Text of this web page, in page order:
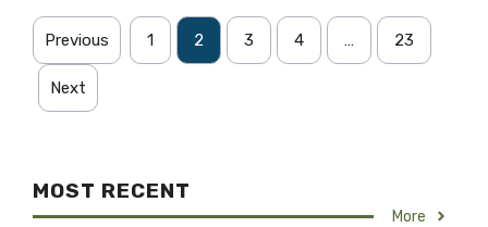
Previous 1 2 3 4 … 23
Next
MOST RECENT
More